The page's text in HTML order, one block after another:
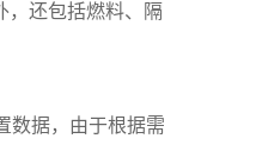
，还包括燃料、隔
数据，由于根据需